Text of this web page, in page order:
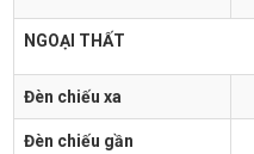
NGOẠI THẤT
Đèn chiếu xa
Đèn chiếu gần